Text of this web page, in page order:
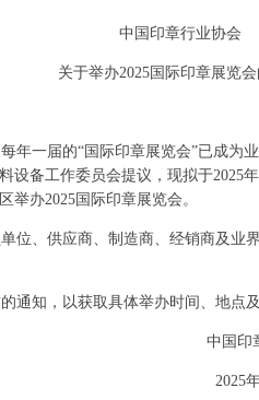
中国印章行业协会
关于举办2025国际印章展览
年一届的“国际印章展览会”已成为
设备工作委员会提议，现拟于2025
举办2025国际印章展览会。
位、供应商、制造商、经销商及业
通知，以获取具体举办时间、地点及
行业
8月29